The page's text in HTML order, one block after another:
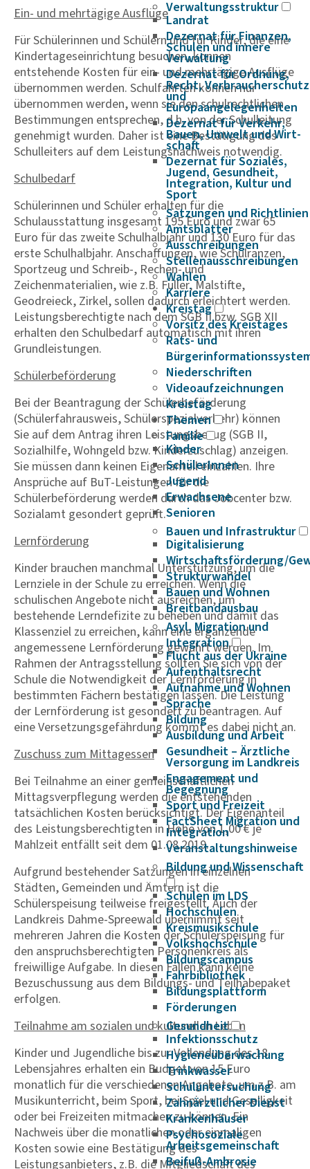
Verwaltungsstruktur
Landrat
Dezernat für Finanzen,
Schulen und innere
Verwaltung
Dezernat für Ordnung,
Recht, Verbraucherschutz
und
Europaangelegenheiten
Dezernat für Verkehr,
Bauen, Umwelt und Wirt­
schaft
Dezernat für Soziales,
Jugend, Gesundheit,
Integration, Kultur und
Sport
Satzungen und Richtlinien
Amtsblätter
Ausschreibungen
Stellenausschreibungen
Wahlen
Karriere
Kreistag
Vorsitz des Kreistages
Rats- und
Niederschriften
Videoaufzeichnungen
Kreistag
Themen
Familie
Kinder
SchülerInnen
Jugend
Erwachsene
Senioren
Bauen und Infrastruktur
Digitalisierung
Wirtschaftsförderung/
Strukturwandel
Bauen und Wohnen
Breitbandausbau
Asyl, Migration und
Integration
Flucht aus der Ukraine
Aufenthaltsrecht
Aufnahme und Wohnen
Sprache
Bildung
Ausbildung und Arbeit
Gesundheit – Ärztliche
Versorgung im Landkreis
Engagement und
Begegnung
Sport und Freizeit
FactSheet Migration und
Integration
Veranstaltungshinweise
Bildung und Wissenschaft
Schulen im LDS
Hochschulen
Kreismusikschule
Volkshochschule
Bildungscampus
Fahrbibliothek
Bildungsplattform
Förderungen
Gesundheit
Infektionsschutz
Hygieneüberwachung
Trinkwasser
Schuluntersuchung
Zahnärztlicher Dienst
Krankenhäuser
Psychosoziale
Arbeitsgemeinschaft
Beifuß-Ambrosie
Ein- und mehrtägige Ausflüge
Für Schülerinnen und Schülern und für Kinder, die eine
Kindertageseinrichtung besuchen, können
entstehende Kosten für ein- und mehrtägige Ausflüge
übernommen werden. Schulfahrten können nur
übernommen werden, wenn sie den schulrechtlichen
Bestimmungen entsprechen, d.h. von der Schulleitung
genehmigt wurden. Daher ist eine Bestätigung des
Schulleiters auf dem Leistungsnachweis notwendig.
Schulbedarf
Schülerinnen und Schüler erhalten für die
Schulausstattung insgesamt 195 Euro und zwar 65
Euro für das zweite Schulhalbjahr und 130 Euro für das
erste Schulhalbjahr. Anschaffungen, wie Schulranzen,
Sportzeug und Schreib-, Rechen- und
Zeichenmaterialien, wie z.B. Füller, Malstifte,
Geodreieck, Zirkel, sollen dadurch erleichtert werden.
Leistungsberechtigte nach dem SGB II bzw. SGB XII
erhalten den Schulbedarf automatisch mit ihren
Grundleistungen.
Schülerbeförderung
Bei der Beantragung der Schülerbeförderung
(Schülerfahrausweis, Schülerspezialverkehr) können
Sie auf dem Antrag ihren Leistungsbezug (SGB II,
Sozialhilfe, Wohngeld bzw. Kinderzuschlag) anzeigen.
Sie müssen dann keinen Eigenanteil einzahlen. Ihre
Ansprüche auf BuT-Leistungen für die
Schülerbeförderung werden durch das Jobcenter bzw.
Sozialamt gesondert geprüft.
Lernförderung
Kinder brauchen manchmal Unterstützung, um die
Lernziele in der Schule zu erreichen. Wenn die
schulischen Angebote nicht ausreichen, um
bestehende Lerndefizite zu beheben und damit das
Klassenziel zu erreichen, kann eine ergänzende
angemessene Lernförderung gewährt werden. Im
Rahmen der Antragsstellung sollten Sie sich von der
Schule die Notwendigkeit der Lernförderung in
bestimmten Fächern bestätigen lassen. Die Leistung
der Lernförderung ist gesondert zu beantragen. Auf
eine Versetzungsgefährdung kommt es dabei nicht an.
Zuschuss zum Mittagessen
Bei Teilnahme an einer gemeinschaftlichen
Mittagsverpflegung werden die entstehenden
tatsächlichen Kosten berücksichtigt. Der Eigenanteil
des Leistungsberechtigten in Höhe von 1,00 € je
Mahlzeit entfällt seit dem 01.08.2019.
Aufgrund bestehender Satzungen in einzelnen
Städten, Gemeinden und Ämtern ist die
Schülerspeisung teilweise freigestellt. Auch der
Landkreis Dahme-Spreewald übernimmt seit
mehreren Jahren die Kosten der Schülerspeisung für
den anspruchsberechtigten Personenkreis als
freiwillige Aufgabe. In diesen Fällen kann keine
Bezuschussung aus dem Bildungs- und Teilhabepaket
erfolgen.
Teilnahme am sozialen und kulturellen Leben
Kinder und Jugendliche bis zur Vollendung des 18.
Lebensjahres erhalten ein Budget von 15 Euro
monatlich für die verschiedenen Angebote, um z.B. am
Musikunterricht, beim Sport, bei Spiel und Geselligkeit
oder bei Freizeiten mitmachen zu können. Ein
Nachweis über die monatlichen oder einmaligen
Kosten sowie eine Bestätigung des
Leistungsanbieters, z.B. die Mitgliedschaft des